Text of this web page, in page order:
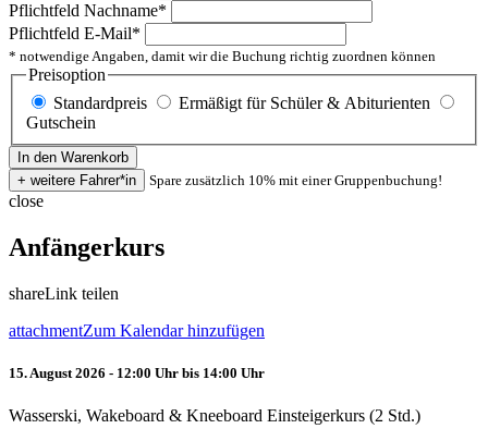
Pflichtfeld Nachname*
Pflichtfeld E-Mail*
* notwendige Angaben, damit wir die Buchung richtig zuordnen können
Preisoption
Standardpreis
Ermäßigt für Schüler & Abiturienten
Gutschein
Spare zusätzlich 10% mit einer Gruppenbuchung!
close
Anfängerkurs
shareLink teilen
attachmentZum Kalendar hinzufügen
15. August 2026 - 12:00 Uhr bis 14:00 Uhr
Wasserski, Wakeboard & Kneeboard Einsteigerkurs (2 Std.)